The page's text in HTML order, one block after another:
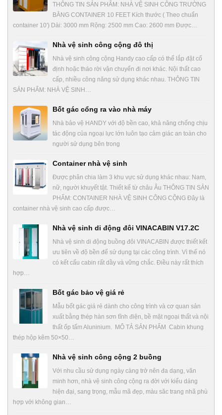
THÔNG TIN SẢN PHẨM: NHÀ VỆ SINH CÔNG TRƯỜNG
BẰNG CONTAINER 10 FEET Kích thước ( Theo chuẩn
container 10′) Dài: 3000 mm Rộng: 2500 mm Cao: 2600 mm Được…
Nhà vệ sinh công cộng đô thị
Nhà vệ sinh công cộng Handy cao cấp có thể lắp đặt cố
định hoặc tháo rời vận chuyển đi nơi khác. Nội thất cao
cấp, nhiều công năng sử dụng khác nhau. THÔNG TIN
SẢN PHẨM: NHÀ VỆ SINH…
Bốt gác cổng ra vào nhà máy
Nhà bảo vệ HANDY với độ bền cao, khả năng chống chịu
tác động của ngoại lực lớn luôn tạo cảm giác an toàn cho
người sử dụng bên trong
Container nhà vệ sinh
Được phân chia làm 3 khu vực sử dụng khác nhau: Nam,
nữ, người khuyết tật. Thiết kế từ châu Âu THÔNG TIN SẢN
PHẨM: CONTAINER NHÀ VỆ SINH CÔNG CỘNG Đây là
container nhà vệ sinh cao cấp được…
Nhà vệ sinh di động đôi VINACABIN V17.2C
Nhà vệ sinh di động buồng đôi VINACABIN được thiết kết
ưu tiên về độ bền để sử dụng tại các công trình. Vì thế nó
có kết cấu cabin rất dầy và vững chắc. Điều này rất thích
hợp…
Bốt gác bảo vệ giá rẻ
Mẫu bốt gác giá rẻ dành cho công trình và cơ quan sản
xuất bằng thép hàn sơn tĩnh điện, bề mặt ngoại thất và nội
thất ốp tấm Aluninium. MÔ TẢ SẢN PHẨM Cabin khung
thép hộp kẽm 50×50…
Nhà vệ sinh công cộng 2 buồng
Với nhu cầu sử dụng ngày càng trở nên đa dạng, văn
minh hơn, nhà vệ sinh công cộng ra đời với kiểu dáng
hiện đại, sang trọng, mẫu mã đẹp, màu săc trang nhã phù
hợp với không gian…